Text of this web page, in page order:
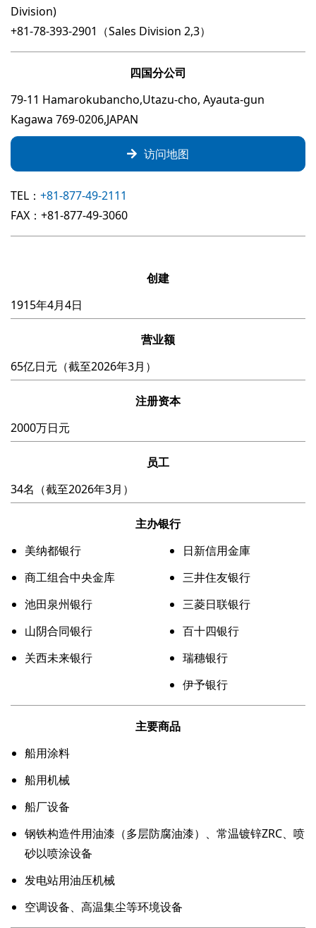
Division)
+81-78-393-2901（Sales Division 2,3）
四国分公司
79-11 Hamarokubancho,Utazu-cho, Ayauta-gun
Kagawa 769-0206,JAPAN
访问地图
TEL： +81-877-49-2111
FAX：+81-877-49-3060
创建
1915年4月4日
营业额
65亿日元（截至2026年3月）
注册资本
2000万日元
员工
34名（截至2026年3月）
主办银行
美纳都银行
商工组合中央⾦库
池田泉州银⾏
山阴合同银⾏
关西未来银行
⽇新信⽤⾦庫
三井住友银⾏
三菱日联银行
百十四银⾏
瑞穗银⾏
伊予银行
主要商品
船⽤涂料
船用机械
船厂设备
钢铁构造件用油漆（多层防腐油漆）、常温镀锌ZRC、喷
砂以喷涂设备
发电站用油压机械
空调设备、高温集尘等环境设备